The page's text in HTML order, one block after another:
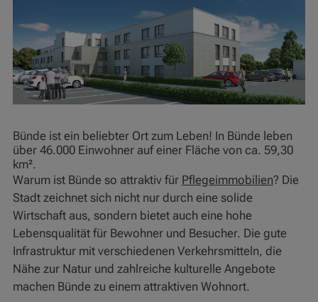
Bünde ist ein beliebter Ort zum Leben! In Bünde leben
über 46.000 Einwohner auf einer Fläche von ca. 59,30
km².
Warum ist Bünde so attraktiv für Pflegeimmobilien? Die
Stadt zeichnet sich nicht nur durch eine solide
Wirtschaft aus, sondern bietet auch eine hohe
Lebensqualität für Bewohner und Besucher. Die gute
Infrastruktur mit verschiedenen Verkehrsmitteln, die
Nähe zur Natur und zahlreiche kulturelle Angebote
machen Bünde zu einem attraktiven Wohnort.